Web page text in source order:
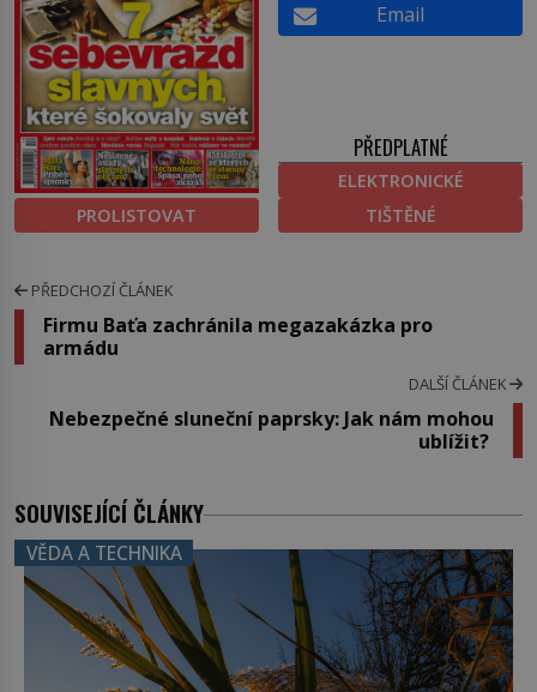
PROLISTOVAT
Email
PŘEDPLATNÉ
ELEKTRONICKÉ
TIŠTĚNÉ
PŘEDCHOZÍ ČLÁNEK
Firmu Baťa zachránila megazakázka pro
armádu
DALŠÍ ČLÁNEK
Nebezpečné sluneční paprsky: Jak nám mohou
ublížit?
SOUVISEJÍCÍ ČLÁNKY
VĚDA A TECHNIKA